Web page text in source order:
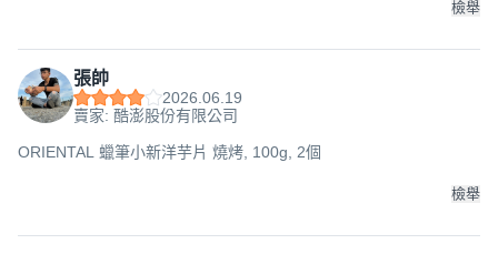
檢舉
張帥
2026.06.19
賣家: 酷澎股份有限公司
ORIENTAL 蠟筆小新洋芋片 燒烤, 100g, 2個
檢舉